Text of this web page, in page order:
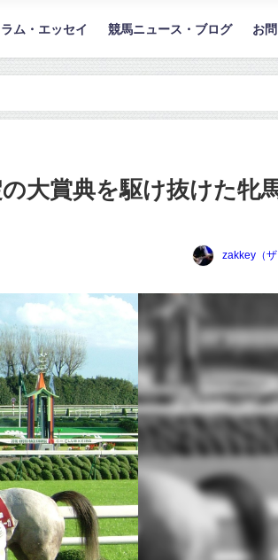
ム・エッセイ 競馬ニュース・ブログ お
大賞典を駆け抜けた牝
zakkey（ザ